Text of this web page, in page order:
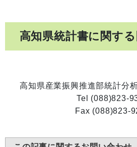
高知県統計書に関す
高知県産業振興推進部統計分
Tel (088)823-
Fax (088)823-